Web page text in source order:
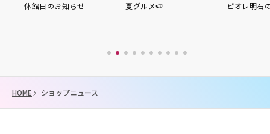
休館日のお知らせ 夏グルメ🍉 ピオレ明石
HOME ショップニュース